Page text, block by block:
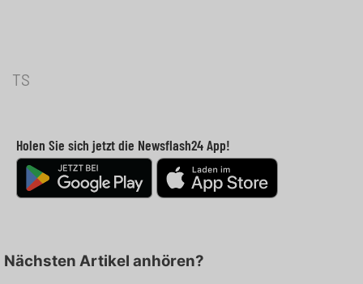
TS
Holen Sie sich jetzt die Newsflash24 App!
Nächsten Artikel anhören?